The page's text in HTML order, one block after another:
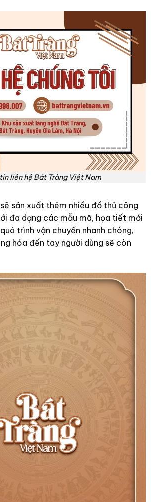
liên hệ Bát Tràng Việt Nam
sản xuất thêm nhiều đồ thủ công
đa dạng các mẫu mã, họa tiết mới
trình vận chuyển nhanh chóng,
hóa đến tay người dùng sẽ còn